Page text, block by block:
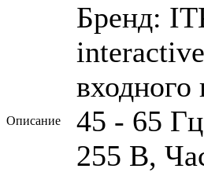
Описание
Бренд:
входного
45 - 65
255 В,